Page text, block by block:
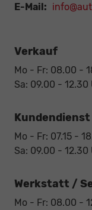
E-Mail:
Verkauf
Mo - Fr: 08.00 -
Sa: 09.00 - 12.30
Mo - Fr: 07.15 -
Sa: 09.00 - 12.30
Werkstatt /
Mo - Fr: 08.00 -